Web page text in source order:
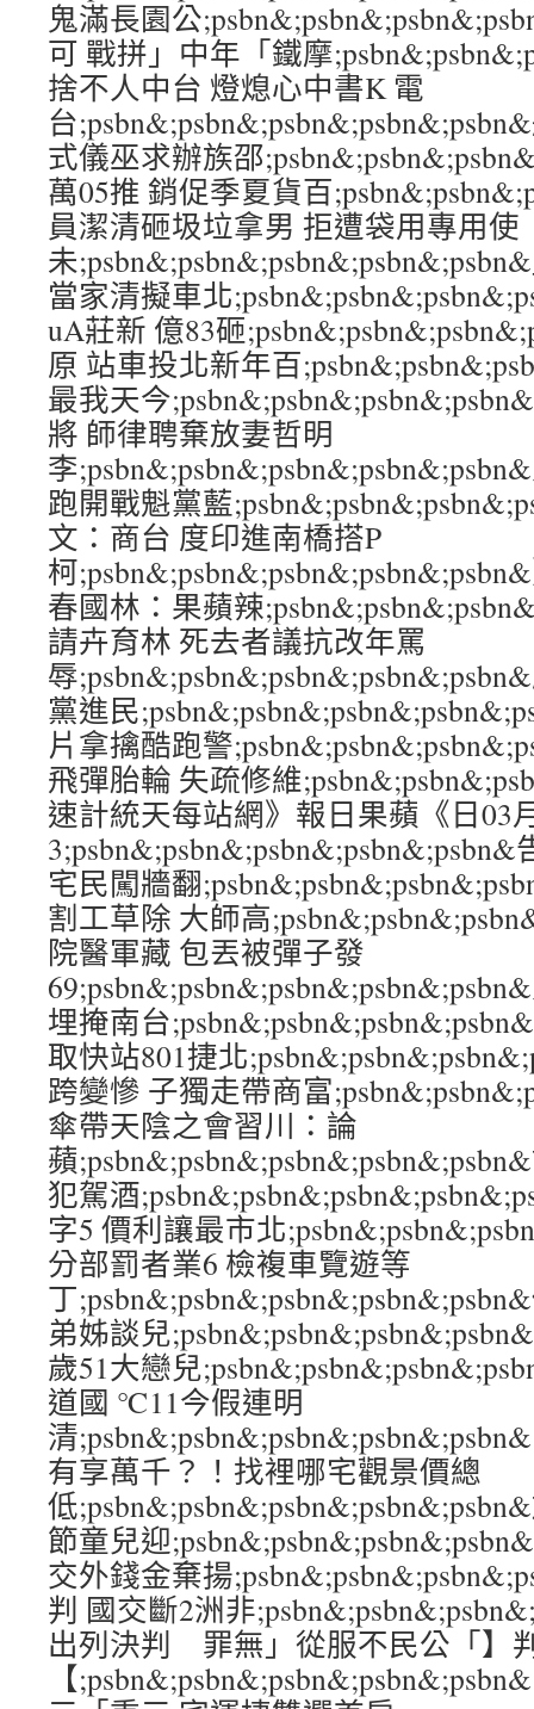
鬼滿長園公
可 戰拼」中年「鐵摩
捨不人中台 燈熄心中書K 電
台
式儀巫求辦族邵
萬05推 銷促季夏貨百
員潔清砸圾垃拿男 拒遭袋用專用使
未
當家清擬車北
uA莊新 億83砸
原 站車投北新年百
最我天今
將 師律聘棄放妻哲明
李
跑開戰魁黨藍
文：商台 度印進南橋搭P
柯
春國林：果蘋辣
請卉育林 死去者議抗改年罵
辱
黨進民
片拿擒酷跑警
飛彈胎輪 失疏修維
速計統天每站網》報日果蘋《日03
宅民闖牆翻
割工草除 大師高
院醫軍藏 包丟被彈子發
埋掩南台
取快站801捷北
跨變慘 子獨走帶商富
傘帶天陰之會習川：論
蘋
犯駕酒
字5 價利讓最市北
分部罰者業6 檢複車覽遊等
丁
弟姊談兒
歲51大戀兒
道國 ℃11今假連明
清
有享萬千？！找裡哪宅觀景價總
低
節童兒迎
交外錢金棄揚
判 國交斷2洲非
出列決判 罪無」從服不民公「】
【